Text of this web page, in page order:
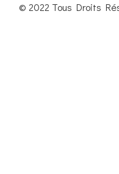
© 2022 Tous Droits